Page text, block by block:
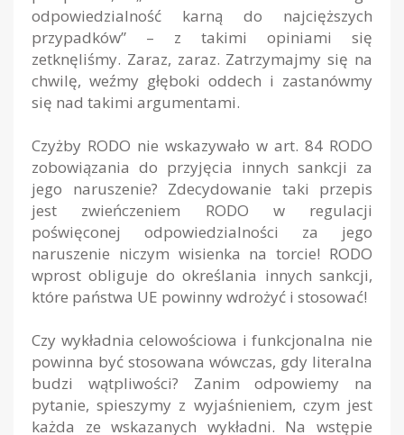
odpowiedzialność karną do najcięższych
przypadków” – z takimi opiniami się
zetknęliśmy. Zaraz, zaraz. Zatrzymajmy się na
chwilę, weźmy głęboki oddech i zastanówmy
się nad takimi argumentami.
Czyżby RODO nie wskazywało w art. 84 RODO
zobowiązania do przyjęcia innych sankcji za
jego naruszenie? Zdecydowanie taki przepis
jest zwieńczeniem RODO w regulacji
poświęconej odpowiedzialności za jego
naruszenie niczym wisienka na torcie! RODO
wprost obliguje do określania innych sankcji,
które państwa UE powinny wdrożyć i stosować!
Czy wykładnia celowościowa i funkcjonalna nie
powinna być stosowana wówczas, gdy literalna
budzi wątpliwości? Zanim odpowiemy na
pytanie, spieszymy z wyjaśnieniem, czym jest
każda ze wskazanych wykładni. Na wstępie